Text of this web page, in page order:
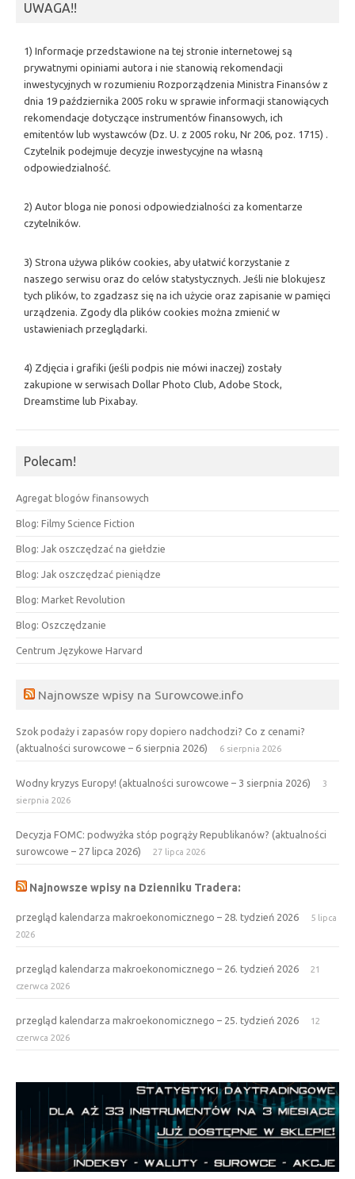
UWAGA!!
1) Informacje przedstawione na tej stronie internetowej są
prywatnymi opiniami autora i nie stanowią rekomendacji
inwestycyjnych w rozumieniu Rozporządzenia Ministra Finansów z
dnia 19 października 2005 roku w sprawie informacji stanowiących
rekomendacje dotyczące instrumentów finansowych, ich
emitentów lub wystawców (Dz. U. z 2005 roku, Nr 206, poz. 1715) .
Czytelnik podejmuje decyzje inwestycyjne na własną
odpowiedzialność.
2) Autor bloga nie ponosi odpowiedzialności za komentarze
czytelników.
3) Strona używa plików cookies, aby ułatwić korzystanie z
naszego serwisu oraz do celów statystycznych. Jeśli nie blokujesz
tych plików, to zgadzasz się na ich użycie oraz zapisanie w pamięci
urządzenia. Zgody dla plików cookies można zmienić w
ustawieniach przeglądarki.
4) Zdjęcia i grafiki (jeśli podpis nie mówi inaczej) zostały
zakupione w serwisach Dollar Photo Club, Adobe Stock,
Dreamstime lub Pixabay.
Polecam!
Agregat blogów finansowych
Blog: Filmy Science Fiction
Blog: Jak oszczędzać na giełdzie
Blog: Jak oszczędzać pieniądze
Blog: Market Revolution
Blog: Oszczędzanie
Centrum Językowe Harvard
Najnowsze wpisy na Surowcowe.info
Szok podaży i zapasów ropy dopiero nadchodzi? Co z cenami?
(aktualności surowcowe – 6 sierpnia 2026)
6 sierpnia 2026
Wodny kryzys Europy! (aktualności surowcowe – 3 sierpnia 2026)
3
sierpnia 2026
Decyzja FOMC: podwyżka stóp pogrąży Republikanów? (aktualności
surowcowe – 27 lipca 2026)
27 lipca 2026
Najnowsze wpisy na Dzienniku Tradera:
przegląd kalendarza makroekonomicznego – 28. tydzień 2026
5 lipca
2026
przegląd kalendarza makroekonomicznego – 26. tydzień 2026
21
czerwca 2026
przegląd kalendarza makroekonomicznego – 25. tydzień 2026
12
czerwca 2026